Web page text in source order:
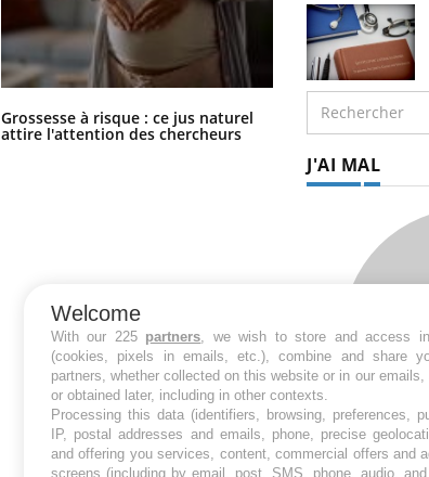
Grossesse à risque : ce jus naturel
attire l'attention des chercheurs
Comment
vacances ?
J'AI MAL
Welcome
With our 225 partners, we wish to store and access
(cookies, pixels in emails, etc.), combine and share
partners, whether collected on this website or in our
or obtained later, including in other contexts.
Processing this data (identifiers, browsing, preferences,
IP, postal addresses and emails, phone, precise
and offering you services, content, commercial offers and
screens (including by email, post, SMS, phone, audio,